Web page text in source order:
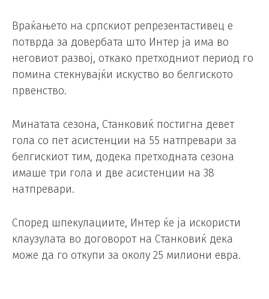
Враќањето на српскиот репрезентастивец е
потврда за довербата што Интер ја има во
неговиот развој, откако претходниот период го
помина стекнувајќи искуство во белгиското
првенство.
Минатата сезона, Станковиќ постигна девет
гола со пет асистенции на 55 натпревари за
белгискиот тим, додека претходната сезона
имаше три гола и две асистенции на 38
натпревари.
Според шпекулациите, Интер ќе ја искористи
клаузулата во договорот на Станковиќ дека
може да го откупи за околу 25 милиони евра.